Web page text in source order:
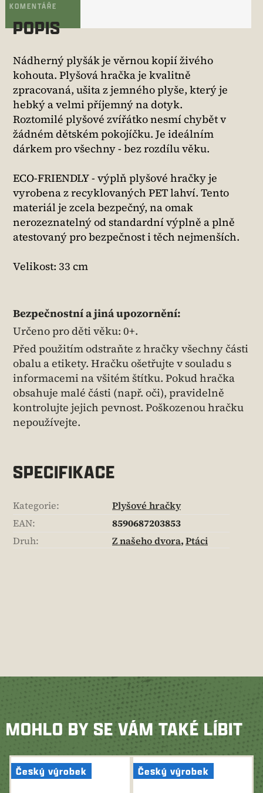
KOMENTÁŘE
POPIS
Nádherný plyšák je věrnou kopií živého
kohouta. Plyšová hračka je kvalitně
zpracovaná, ušita z jemného plyše, který je
hebký a velmi příjemný na dotyk.
Roztomilé plyšové zvířátko nesmí chybět v
žádném dětském pokojíčku. Je ideálním
dárkem pro všechny - bez rozdílu věku.
ECO-FRIENDLY - výplň plyšové hračky je
vyrobena z recyklovaných PET lahví. Tento
materiál je zcela bezpečný, na omak
nerozeznatelný od standardní výplně a plně
atestovaný pro bezpečnost i těch nejmenších.
Velikost: 33 cm
Bezpečnostní a jiná upozornění:
Určeno pro děti věku: 0+.
Před použitím odstraňte z hračky všechny části
obalu a etikety. Hračku ošetřujte v souladu s
informacemi na všitém štítku. Pokud hračka
obsahuje malé části (např. oči), pravidelně
kontrolujte jejich pevnost. Poškozenou hračku
nepoužívejte.
SPECIFIKACE
Kategorie:
Plyšové hračky
EAN:
8590687203853
Druh: Z našeho dvora,Ptáci
MOHLO BY SE VÁM TAKÉ LÍBIT
Český výrobek Český výrobek